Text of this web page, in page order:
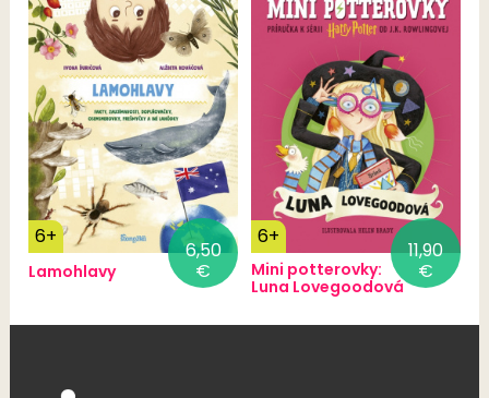
6+
6,50
€
Lamohlavy
6+
11,90
€
Mini potterovky:
Luna Lovegoodová